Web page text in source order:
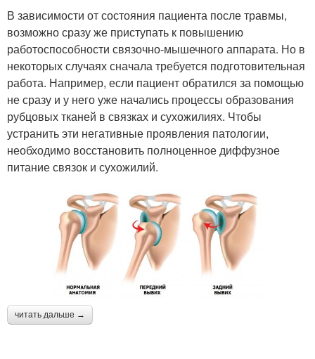
В зависимости от состояния пациента после травмы,
возможно сразу же приступать к повышению
работоспособности связочно-мышечного аппарата. Но в
некоторых случаях сначала требуется подготовительная
работа. Например, если пациент обратился за помощью
не сразу и у него уже начались процессы образования
рубцовых тканей в связках и сухожилиях. Чтобы
устранить эти негативные проявления патологии,
необходимо восстановить полноценное диффузное
питание связок и сухожилий.
читать дальше →